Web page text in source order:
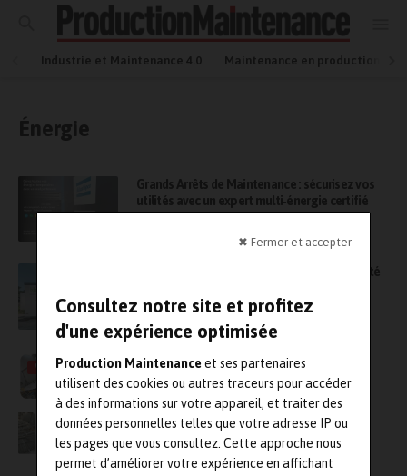
✖ Fermer et accepter
Consultez notre site et profitez
d'une expérience optimisée
Production Maintenanceet ses partenaires
utilisent des cookies ou autres traceurs pour accéder
à des informations sur votre appareil, et traiter des
données personnelles telles que votre adresse IP ou
les pages que vous consultez. Cette approche nous
permet d’améliorer votre expérience en affichant
Industrie et Maintenance 4.0 Maintenance en production
Énergie
Grands Arrêts de Maintenance : sécurisez vos
utilités avec un expert multi‑énergie certifié
Arrêts de maintenance : sécuriser la continuité
Comment le groupe Acti adapte ses
compétences en maintenance selon les
marchés
VIDÉO